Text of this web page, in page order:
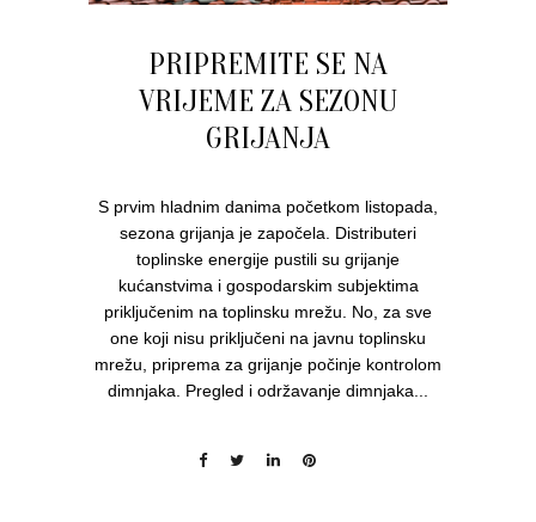
PRIPREMITE SE NA
VRIJEME ZA SEZONU
GRIJANJA
S prvim hladnim danima početkom listopada,
sezona grijanja je započela. Distributeri
toplinske energije pustili su grijanje
kućanstvima i gospodarskim subjektima
priključenim na toplinsku mrežu. No, za sve
one koji nisu priključeni na javnu toplinsku
mrežu, priprema za grijanje počinje kontrolom
dimnjaka. Pregled i održavanje dimnjaka...